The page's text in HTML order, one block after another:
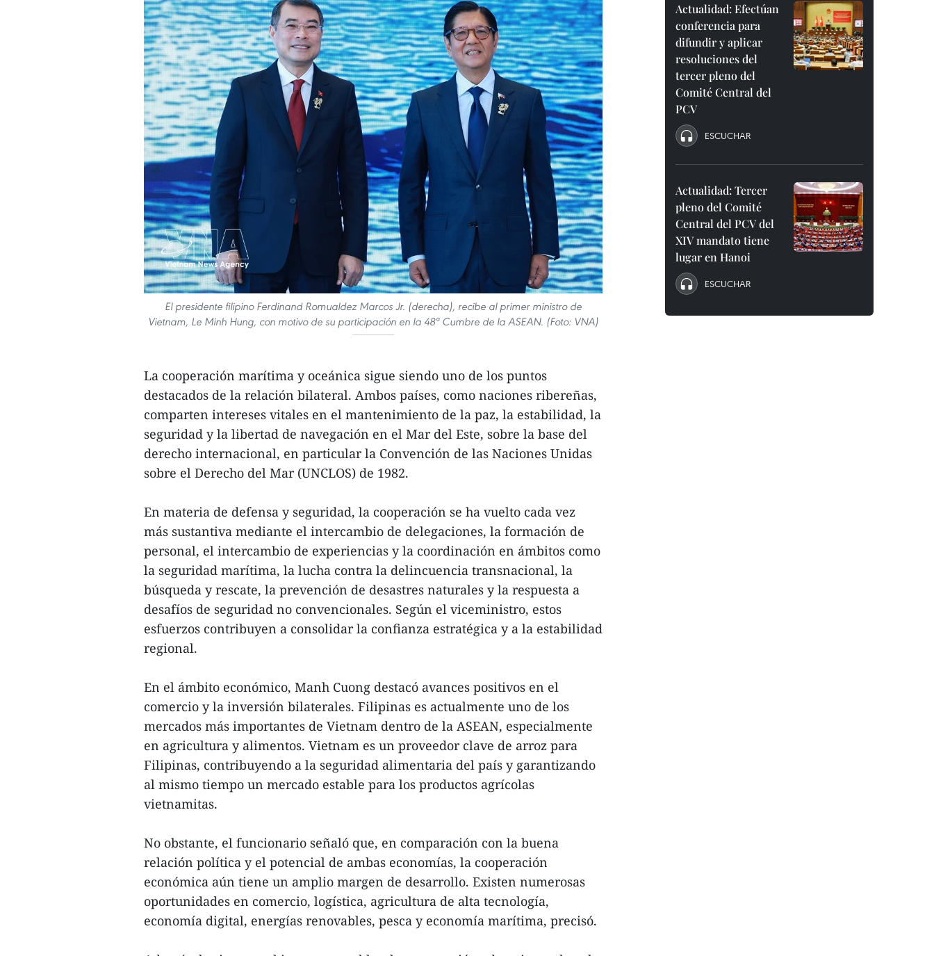
El presidente filipino Ferdinand Romualdez Marcos Jr. (derecha), recibe al primer ministro de
Vietnam, Le Minh Hung, con motivo de su participación en la 48ª Cumbre de la ASEAN. (Foto: VNA)
La cooperación marítima y oceánica sigue siendo uno de los puntos
destacados de la relación bilateral. Ambos países, como naciones ribereñas,
comparten intereses vitales en el mantenimiento de la paz, la estabilidad, la
seguridad y la libertad de navegación en el Mar del Este, sobre la base del
derecho internacional, en particular la Convención de las Naciones Unidas
sobre el Derecho del Mar (UNCLOS) de 1982.
En materia de defensa y seguridad, la cooperación se ha vuelto cada vez
más sustantiva mediante el intercambio de delegaciones, la formación de
personal, el intercambio de experiencias y la coordinación en ámbitos como
la seguridad marítima, la lucha contra la delincuencia transnacional, la
búsqueda y rescate, la prevención de desastres naturales y la respuesta a
desafíos de seguridad no convencionales. Según el viceministro, estos
esfuerzos contribuyen a consolidar la confianza estratégica y a la estabilidad
regional.
En el ámbito económico, Manh Cuong destacó avances positivos en el
comercio y la inversión bilaterales. Filipinas es actualmente uno de los
mercados más importantes de Vietnam dentro de la ASEAN, especialmente
en agricultura y alimentos. Vietnam es un proveedor clave de arroz para
Filipinas, contribuyendo a la seguridad alimentaria del país y garantizando
al mismo tiempo un mercado estable para los productos agrícolas
vietnamitas.
No obstante, el funcionario señaló que, en comparación con la buena
relación política y el potencial de ambas economías, la cooperación
económica aún tiene un amplio margen de desarrollo. Existen numerosas
oportunidades en comercio, logística, agricultura de alta tecnología,
economía digital, energías renovables, pesca y economía marítima, precisó.
Actualidad: Efectúan
conferencia para
difundir y aplicar
resoluciones del
tercer pleno del
Comité Central del
PCV
ESCUCHAR
Actualidad: Tercer
pleno del Comité
Central del PCV del
XIV mandato tiene
lugar en Hanoi
ESCUCHAR